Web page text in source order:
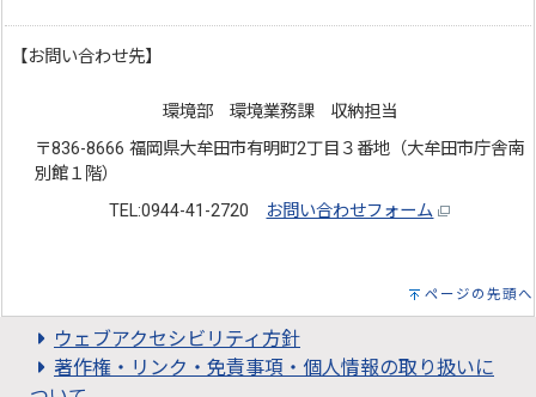
【お問い合わせ先】
環境部 環境業務課 収納担当
〒836-8666 福岡県大牟田市有明町2丁目３番地（大牟田市庁舎南
別館１階）
TEL:0944-41-2720
お問い合わせフォーム
ページの先頭へ
ウェブアクセシビリティ方針
著作権・リンク・免責事項・個人情報の取り扱いに